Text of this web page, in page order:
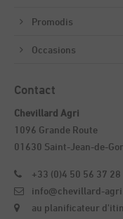
sociis natoque
Promodis
Occasions
Contact
Chevillard Agri
1096 Grande Route
01630 Saint-Jean-de-
+33 (0)4 50 56 37 28
info@chevillard-
au planificateur